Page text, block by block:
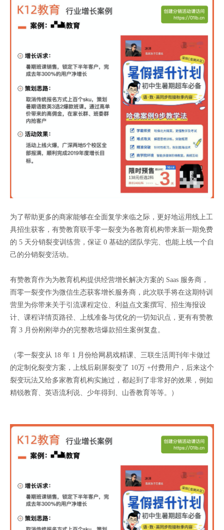
为了帮助更多的商家能够在全面复学来临之际，更好地运用线上工
具招生获客，有赞教育联手零一裂变为各教育机构带来新一期免费
的 5 天分销裂变训练营，保证 0 基础的团队学完、也能上线一个自
己的分销裂变活动。
有赞教育作为为教育机构提供经营增长解决方案的 Saas 服务商，
而零一裂变作为微信生态获客增长服务商，此次联手将在这期特训
营里为你带来关于引流课程定位、利益点文案撰写、招生海报设
计、课程详情页路径、上线准备与优化的一切知识点，更有有赞教
育 3 月份刚刚举办的完整教培爆款招生案例复盘。
（零一裂变从 18 年 1 月份给网易戏精课、三联生活周刊年卡做过
的定制化裂变方案，上线后刷屏裂变了 10万 +付费用户，后来这个
裂变玩法又给多家教育机构实施过，都起到了非常好的效果，例如
精锐教育、英语流利说、少年得到、山香教育等等。）